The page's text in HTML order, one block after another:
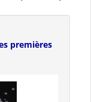
premières